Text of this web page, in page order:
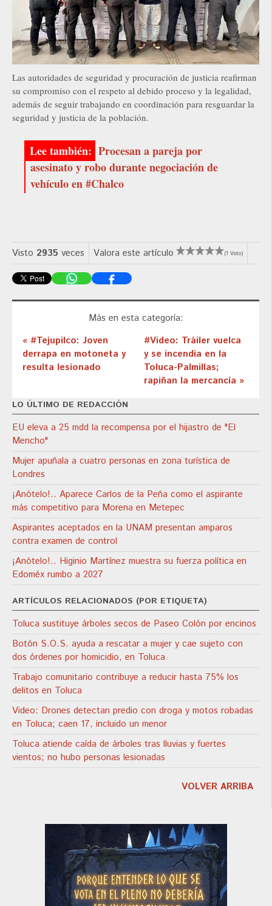
Las autoridades de seguridad y procuración de justicia reafirman
su compromiso con el respeto al debido proceso y la legalidad,
además de seguir trabajando en coordinación para resguardar la
seguridad y justicia de la población.
Procesan a pareja por
asesinato y robo durante negociación de
vehículo en #Chalco
Visto 2935 veces Valora este artículo (1 Voto)
Más en esta categoría:
« #Tejupilco: Joven
derrapa en motoneta y
resulta lesionado
#Video: Tráiler vuelca
y se incendia en la
Toluca-Palmillas;
rapiñan la mercancía »
LO ÚLTIMO DE REDACCIÓN
EU eleva a 25 mdd la recompensa por el hijastro de "El
Mencho"
Mujer apuñala a cuatro personas en zona turística de
Londres
¡Anótelo!.. Aparece Carlos de la Peña como el aspirante
más competitivo para Morena en Metepec
Aspirantes aceptados en la UNAM presentan amparos
contra examen de control
¡Anótelo!.. Higinio Martínez muestra su fuerza política en
Edoméx rumbo a 2027
ARTÍCULOS RELACIONADOS (POR ETIQUETA)
Toluca sustituye árboles secos de Paseo Colón por encinos
Botón S.O.S. ayuda a rescatar a mujer y cae sujeto con
dos órdenes por homicidio, en Toluca
Trabajo comunitario contribuye a reducir hasta 75% los
delitos en Toluca
Video: Drones detectan predio con droga y motos robadas
en Toluca; caen 17, incluido un menor
Toluca atiende caída de árboles tras lluvias y fuertes
vientos; no hubo personas lesionadas
VOLVER ARRIBA